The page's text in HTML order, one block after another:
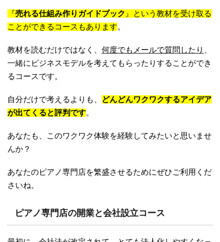
『売れる仕組み作りガイドブック 』という教材を受け取る
ことができるコースもあります。
教材を読むだけではなく、 何度でもメールで質問したり
一緒にビジネスモデルを考えてもらったりすることができ
るコースです。
自分だけで考えるよりも、
どんどんワクワクするアイデア
が出てくると評判です。
あなたも、このワクワク体験を経験してみたいと思いませ
んか？
あなたのピアノ専門店を繁盛させるためにぜひご利用くだ
さいね。
ピアノ専門店の開業と会社設立コース